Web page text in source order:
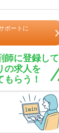
ポートに
師に登録して
の求人を
もらう！